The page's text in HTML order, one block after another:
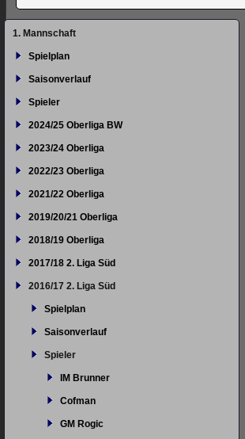
Navigation
1. Mannschaft
Spielplan
Saisonverlauf
Spieler
2024/25 Oberliga BW
2023/24 Oberliga
2022/23 Oberliga
2021/22 Oberliga
2019/20/21 Oberliga
2018/19 Oberliga
2017/18 2. Liga Süd
2016/17 2. Liga Süd
Spielplan
Saisonverlauf
Spieler
IM Brunner
Cofman
GM Rogic